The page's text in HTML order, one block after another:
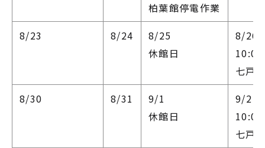
柏葉館停電作業
8/23 8/24
8/25
休館日
8/26
七戸
8/30
8/31
9/1
休館日
9/2
七戸